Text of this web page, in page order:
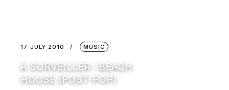
17 JULY 2010 MUSIC
À SURVEILLER : BEACH
HOUSE (POST-POP)